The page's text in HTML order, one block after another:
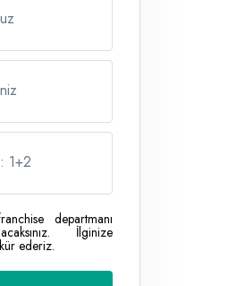
1+2
departmanı
İlginize
ederiz.